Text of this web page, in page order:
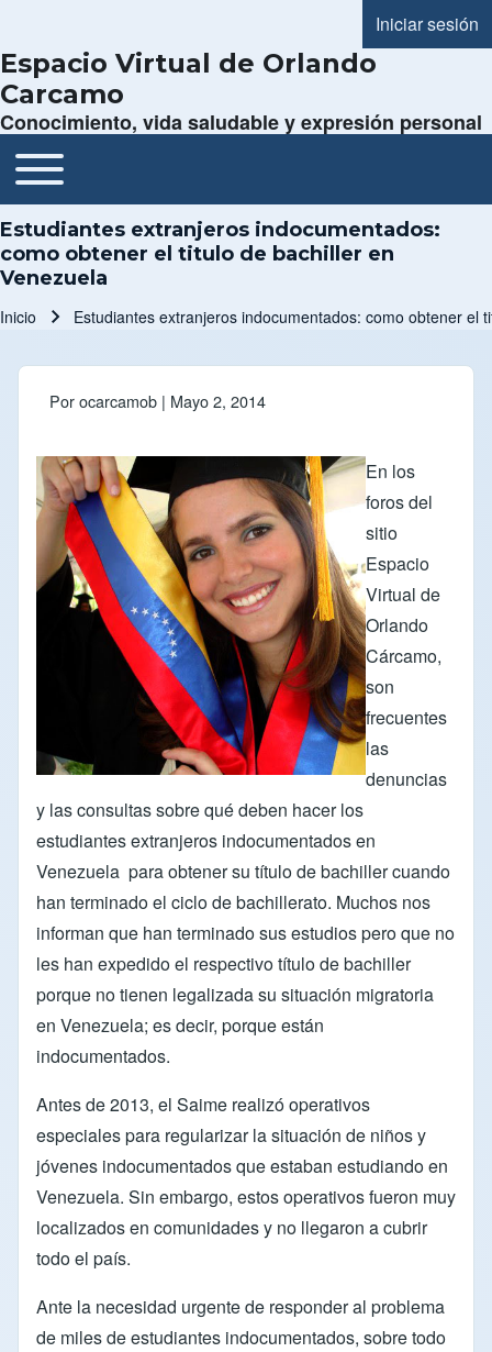
Menú de
Iniciar sesión
Espacio Virtual de Orlando
Carcamo
Conocimiento, vida saludable y expresión personal
Navegación principal
Toggle main menu
Estudiantes extranjeros indocumentados:
como obtener el titulo de bachiller en
Venezuela
Inicio Estudiantes extranjeros indocumentados: como obtener el
Porocarcamob | Mayo 2, 2014
En los
foros del
sitio
Espacio
Virtual de
Orlando
Cárcamo,
son
frecuentes
las
denuncias
y las consultas sobre qué deben hacer los
estudiantes extranjeros indocumentados en
Venezuela para obtener su título de bachiller cuando
han terminado el ciclo de bachillerato. Muchos nos
informan que han terminado sus estudios pero que no
les han expedido el respectivo título de bachiller
porque no tienen legalizada su situación migratoria
en Venezuela; es decir, porque están
indocumentados.
Antes de 2013, el Saime realizó operativos
especiales para regularizar la situación de niños y
jóvenes indocumentados que estaban estudiando en
Venezuela. Sin embargo, estos operativos fueron muy
localizados en comunidades y no llegaron a cubrir
todo el país.
Ante la necesidad urgente de responder al problema
de miles de estudiantes indocumentados, sobre todo